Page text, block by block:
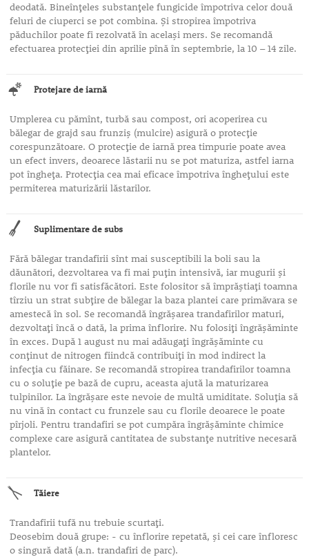
deodată. Bineînţeles substanţele fungicide împotriva celor două
feluri de ciuperci se pot combina. Şi stropirea împotriva
păduchilor poate fi rezolvată în acelaşi mers. Se recomandă
efectuarea protecţiei din aprilie pînă în septembrie, la 10 – 14 zile.
Protejare de iarnă
Umplerea cu pămînt, turbă sau compost, ori acoperirea cu
bălegar de grajd sau frunziş (mulcire) asigură o protecţie
corespunzătoare. O protecţie de iarnă prea timpurie poate avea
un efect invers, deoarece lăstarii nu se pot maturiza, astfel iarna
pot îngheţa. Protecţia cea mai eficace împotriva îngheţului este
permiterea maturizării lăstarilor.
Suplimentare de subs
Fără bălegar trandafirii sînt mai susceptibili la boli sau la
dăunători, dezvoltarea va fi mai puţin intensivă, iar mugurii şi
florile nu vor fi satisfăcători. Este folositor să împrăştiaţi toamna
tîrziu un strat subţire de bălegar la baza plantei care primăvara se
amestecă în sol. Se recomandă îngrăşarea trandafirilor maturi,
dezvoltaţi încă o dată, la prima înflorire. Nu folosiţi îngrăşăminte
în exces. După 1 august nu mai adăugaţi îngrăşăminte cu
conţinut de nitrogen fiindcă contribuiţi în mod indirect la
infecţia cu făinare. Se recomandă stropirea trandafirilor toamna
cu o soluţie pe bază de cupru, aceasta ajută la maturizarea
tulpinilor. La îngrăşare este nevoie de multă umiditate. Soluţia să
nu vină în contact cu frunzele sau cu florile deoarece le poate
pîrjoli. Pentru trandafiri se pot cumpăra îngrăşăminte chimice
complexe care asigură cantitatea de substanţe nutritive necesară
plantelor.
Tăiere
Trandafirii tufă nu trebuie scurtaţi.
Deosebim două grupe: - cu înflorire repetată, şi cei care înfloresc
o singură dată (a.n. trandafiri de parc).